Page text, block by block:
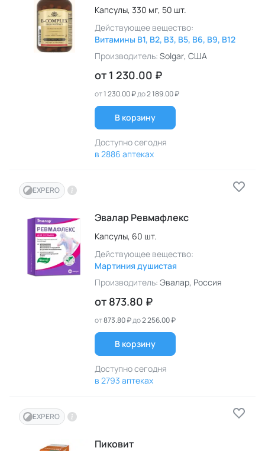
Капсулы, 330 мг, 50 шт.
Действующее вещество:
Витамины B1, B2, B3, B5, B6, B9, B12
Производитель: Solgar, США
от 1 230.00 ₽
от1 230.00 ₽до2 189.00 ₽
В корзину
Доступно сегодня
в 2886 аптеках
EXPERO
Эвалар Ревмафлекс
Капсулы, 60 шт.
Действующее вещество:
Мартиния душистая
Производитель: Эвалар, Россия
от 873.80 ₽
от873.80 ₽до2 256.00 ₽
В корзину
Доступно сегодня
в 2793 аптеках
EXPERO
Пиковит